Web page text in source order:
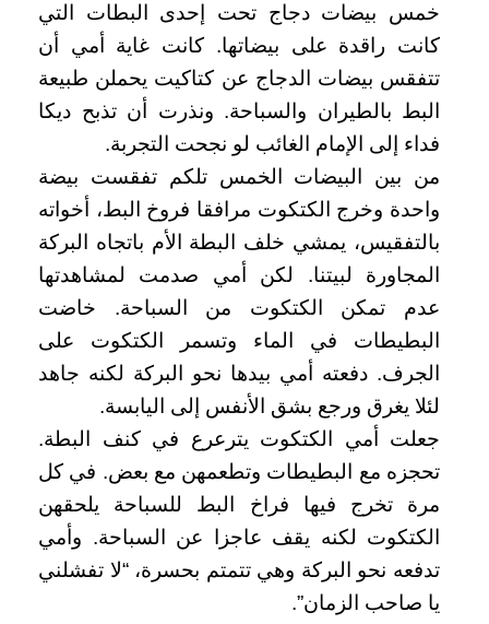
خمس بيضات دجاج تحت إحدى البطات التي
كانت راقدة على بيضاتها. كانت غاية أمي أن
تتفقس بيضات الدجاج عن كتاكيت يحملن طبيعة
البط بالطيران والسباحة. ونذرت أن تذبح ديكا
فداء إلى الإمام الغائب لو نجحت التجربة.
من بين البيضات الخمس تلكم تفقست بيضة
واحدة وخرج الكتكوت مرافقا فروخ البط، أخواته
بالتفقيس، يمشي خلف البطة الأم باتجاه البركة
المجاورة لبيتنا. لكن أمي صدمت لمشاهدتها
عدم تمكن الكتكوت من السباحة. خاضت
البطيطات في الماء وتسمر الكتكوت على
الجرف. دفعته أمي بيدها نحو البركة لكنه جاهد
لئلا يغرق ورجع بشق الأنفس إلى اليابسة.
جعلت أمي الكتكوت يترعرع في كنف البطة.
تحجزه مع البطيطات وتطعمهن مع بعض. في كل
مرة تخرج فيها فراخ البط للسباحة يلحقهن
الكتكوت لكنه يقف عاجزا عن السباحة. وأمي
تدفعه نحو البركة وهي تتمتم بحسرة، “لا تفشلني
يا صاحب الزمان”.